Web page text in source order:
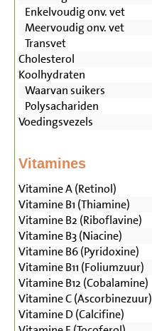
Enkelvoudig onv. vet
Meervoudig onv. vet
Transvet
Cholesterol
Koolhydraten
Waarvan suikers
Polysachariden
Voedingsvezels
Vitamines
Vitamine A (Retinol)
Vitamine B1 (Thiamine)
Vitamine B2 (Riboflavine)
Vitamine B3 (Niacine)
Vitamine B6 (Pyridoxine)
Vitamine B11 (Foliumzuur)
Vitamine B12 (Cobalamine)
Vitamine C (Ascorbinezuur)
Vitamine D (Calcifine)